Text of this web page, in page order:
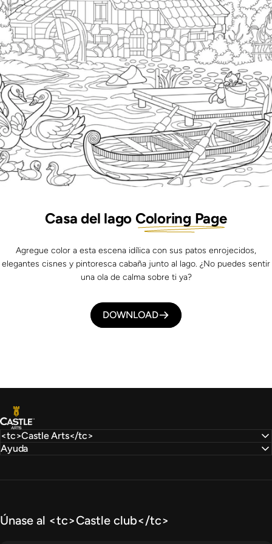
Casa del lago Coloring Page
Agregue color a esta escena idílica con sus patos enrojecidos,
elegantes cisnes y pintoresca cabaña junto al lago. ¿No puedes sentir
una ola de calma sobre ti ya?
DOWNLOAD
Castle Arts
<tc>Castle Arts</tc>
Ayuda
Únase al <tc>Castle club</tc>